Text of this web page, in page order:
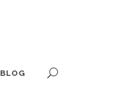
BLOG